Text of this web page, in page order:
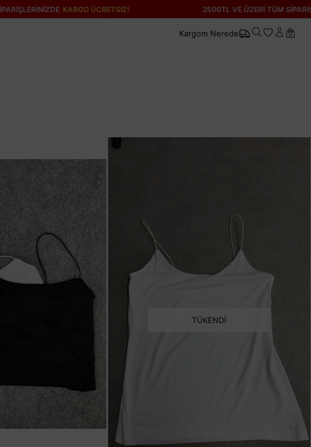
KARGO ÜCRETSİZ! 2500TL VE ÜZERİ TÜM SİPARİŞLERİNİZDE
Kargom Nerede 0
TÜKENDI